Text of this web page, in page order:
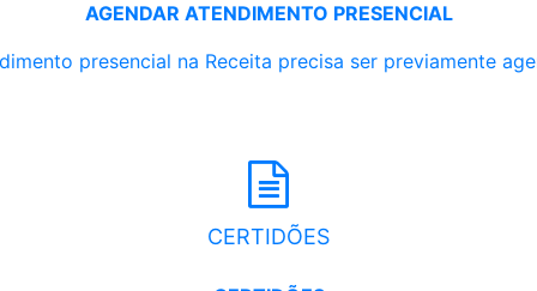
AGENDAR ATENDIMENTO PRESENCIAL
presencial na Receita precisa ser previamente
CERTIDÕES